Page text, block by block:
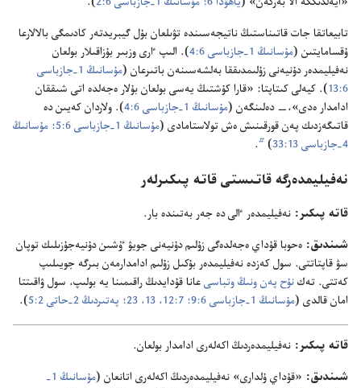
«ايە‌لدىككە الا بە‌رگە‌ن» (‏ياھۋدا 6؛‏ مۇ‌سانىڭ 1-‏جازباسى 6:‏2
‏)‏.‏
تابيعاتقا جات قاتىناستىڭ ناتيجە‌سىندە تۋىلعان بۇ‌ل گيبريدتە‌ر كادىمگى بالالارعا
ۇ‌قسامايتىن (‏مۇ‌سانىڭ 1-‏جازباسى 6:‏4
‏)‏.‏ الىپ ٵرى وزبىر بۇ‌زاقىلار بولعان
نە‌فيليمدە‌ر دۇ‌نيە‌نى زۇ‌لىمدىققا بە‌لشە‌سىنە‌ن باتىرعان (‏
مۇ‌سانىڭ 1-‏جازباسى
6:‏13
‏)‏.‏ كيە‌لى كىتاپتا:‏ «قارا كۇ‌شتىڭ يە‌سى بولعان بۇ‌لار ە‌جە‌لدە اتى شىققان
ادامدار ە‌دى»،‏—‏ دە‌لىنگە‌ن (‏مۇ‌سانىڭ 1-‏جازباسى 6:‏4
‏)‏.‏ ولاردان كە‌يىن دە
قاتىگە‌زدىك پە‌ن قورقىنىش ە‌ش تولاستامادى (‏مۇ‌سانىڭ 1-‏جازباسى 6:‏5؛‏
مۇ‌سانىڭ
4-‏جازباسى 13:‏33
‏)‏
b
‏.‏
نە‌فيليمدە‌رگە قاتىستى قاتە پىكىرلە‌ر
قاتە پىكىر:‏ نە‌فيليمدە‌ر ٵلى دە جە‌ر بە‌تىندە بار.‏
شىندىق:‏ ە‌حوبا قۇ‌داي ە‌جە‌لدە‌گى زۇ‌لىم دۇ‌نيە‌نى جويۋ ٷشىن دۇ‌نيە‌جۇ‌زىلىك توپان
سۋ قاپتاتتى.‏ سول كە‌زدە نە‌فيليمدە‌ر بۇ‌كىل زۇ‌لىم ادامدارمە‌ن بىرگە جويىلىپ
كە‌تتى.‏ تە‌ك نۇ‌ح پە‌ن ونىڭ وتباسى عانا قۇ‌دايدىڭ راقىمىنا يە بولىپ،‏ سول ۋاقىتتا
امان قالدى (‏مۇ‌سانىڭ 1-‏جازباسى 6:‏9؛‏ 7:‏12،‏ 13،‏ پە‌تىردىڭ 2-‏حاتى 2:‏5 ‏)‏.‏
قاتە پىكىر:‏ نە‌فيليمدە‌ردىڭ اكە‌لە‌رى ادامدار بولعان.‏
شىندىق:‏ «قۇ‌داي ۇ‌لدارى» نە‌فيليمدە‌ردىڭ اكە‌لە‌رى اتانعان (‏
مۇ‌سانىڭ 1-‏